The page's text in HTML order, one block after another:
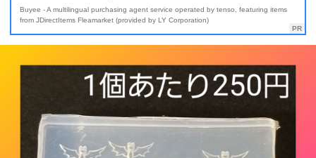
Buyee - A multilingual purchasing agent service operated by tenso, featuring items
from JDirectItems Fleamarket (provided by LY Corporation)